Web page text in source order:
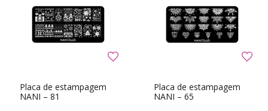
Placa de estampagem
NANI – 81
Placa de estampagem
NANI – 65